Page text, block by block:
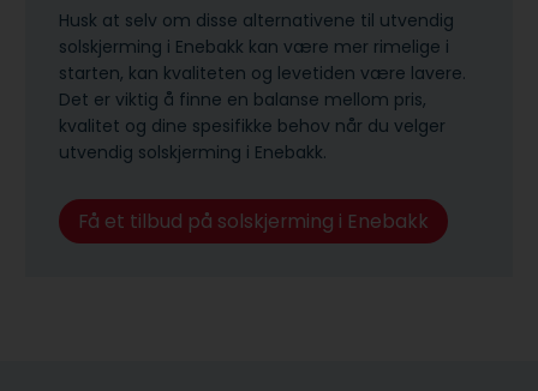
Husk at selv om disse alternativene til utvendig
solskjerming i Enebakk kan være mer rimelige i
starten, kan kvaliteten og levetiden være lavere.
Det er viktig å finne en balanse mellom pris,
kvalitet og dine spesifikke behov når du velger
utvendig solskjerming i Enebakk.
Få et tilbud på solskjerming i Enebakk